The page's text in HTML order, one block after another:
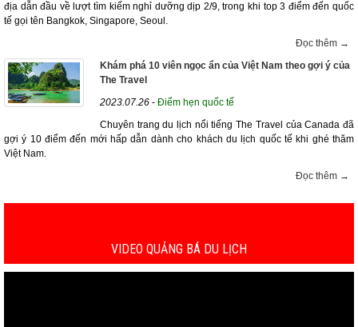
địa dẫn đầu về lượt tìm kiếm nghỉ dưỡng dịp 2/9, trong khi top 3 điểm đến quốc
tế gọi tên Bangkok, Singapore, Seoul.
Đọc thêm →
Khám phá 10 viên ngọc ẩn của Việt Nam theo gợi ý của
The Travel
2023.07.26 - Điểm hẹn quốc tế
Chuyên trang du lịch nổi tiếng The Travel của Canada đã
gợi ý 10 điểm đến mới hấp dẫn dành cho khách du lịch quốc tế khi ghé thăm
Việt Nam.
Đọc thêm →
VIDEO QUẢNG BÁ DU LỊCH